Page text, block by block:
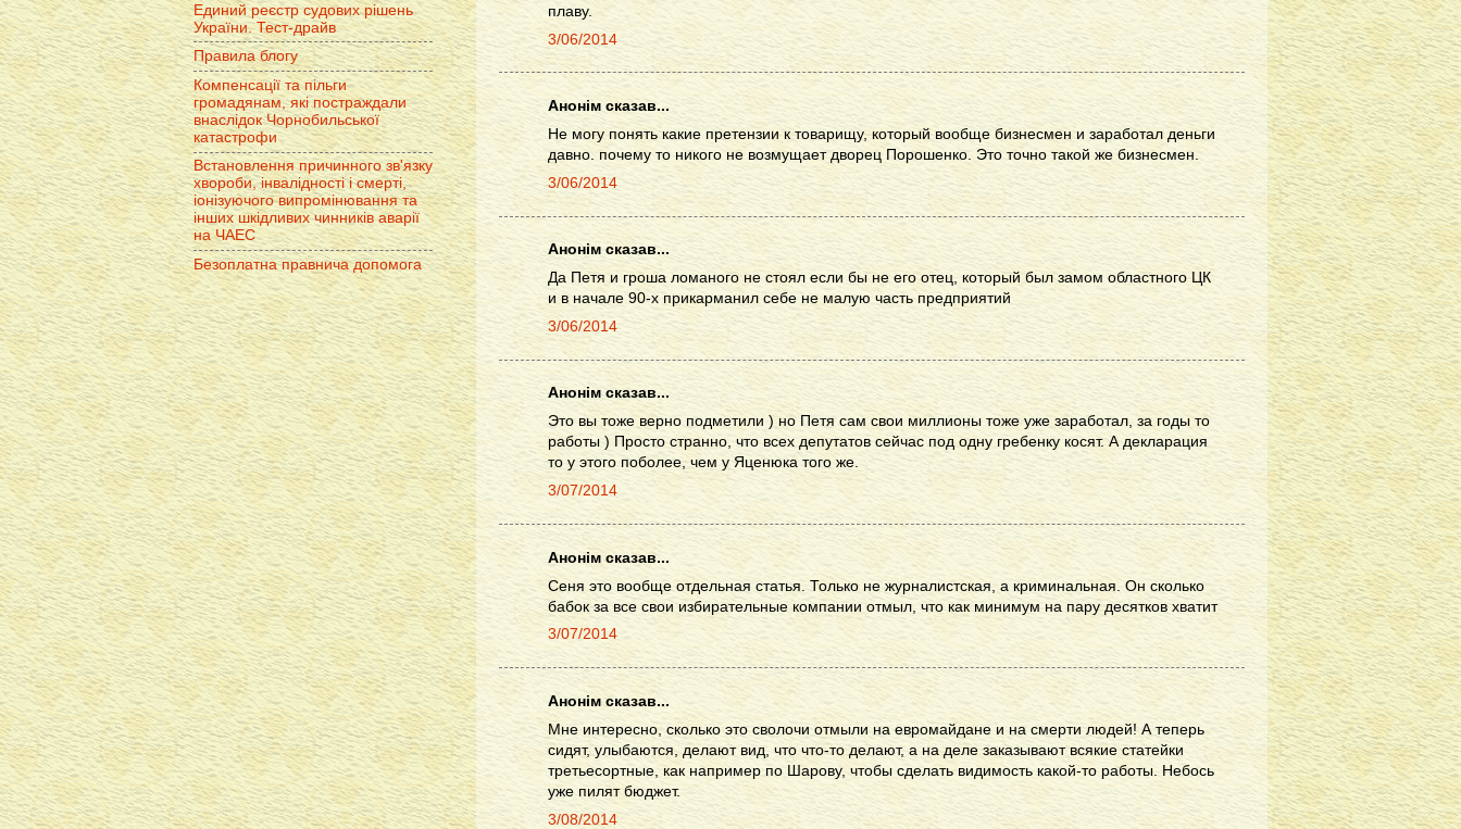
плаву.
3/06/2014
Анонім сказав...
Не могу понять какие претензии к товарищу, который вообще бизнесмен и заработал деньги
давно. почему то никого не возмущает дворец Порошенко. Это точно такой же бизнесмен.
3/06/2014
Анонім сказав...
Да Петя и гроша ломаного не стоял если бы не его отец, который был замом областного ЦК
и в начале 90-х прикарманил себе не малую часть предприятий
3/06/2014
Анонім сказав...
Это вы тоже верно подметили ) но Петя сам свои миллионы тоже уже заработал, за годы то
работы ) Просто странно, что всех депутатов сейчас под одну гребенку косят. А декларация
то у этого поболее, чем у Яценюка того же.
3/07/2014
Анонім сказав...
Сеня это вообще отдельная статья. Только не журналистская, а криминальная. Он сколько
бабок за все свои избирательные компании отмыл, что как минимум на пару десятков хватит
3/07/2014
Анонім сказав...
Мне интересно, сколько это сволочи отмыли на евромайдане и на смерти людей! А теперь
сидят, улыбаются, делают вид, что что-то делают, а на деле заказывают всякие статейки
третьесортные, как например по Шарову, чтобы сделать видимость какой-то работы. Небось
уже пилят бюджет.
3/08/2014
Единий реєстр судових рішень
України. Тест-драйв
Правила блогу
Компенсації та пільги
громадянам, які постраждали
внаслідок Чорнобильської
катастрофи
Встановлення причинного зв'язку
хвороби, інвалідності і смерті,
іонізуючого випромінювання та
інших шкідливих чинників аварії
на ЧАЕС
Безоплатна правнича допомога